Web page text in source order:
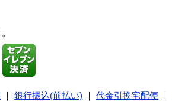
銀行振込(前払い) 代金引換宅配便